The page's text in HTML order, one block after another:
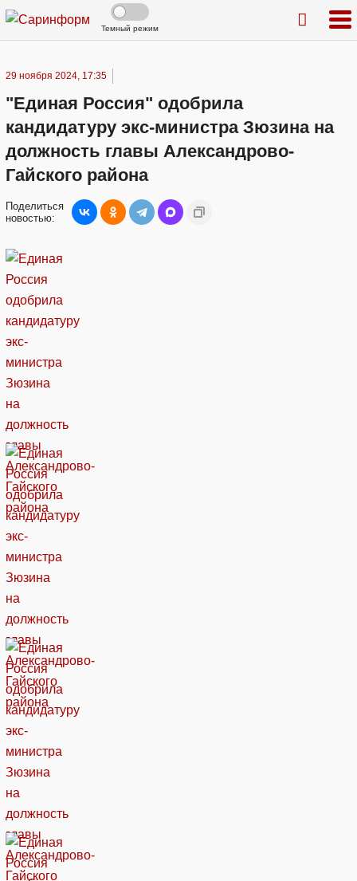
Темный режим
29 ноября 2024, 17:35
"Единая Россия" одобрила
кандидатуру экс-министра Зюзина на
должность главы Александрово-
Гайского района
Поделиться
новостью: